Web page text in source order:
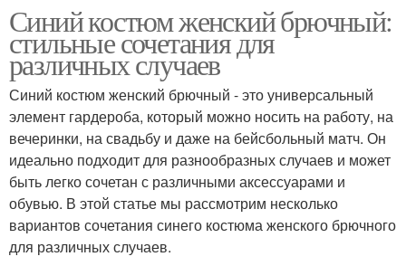
Синий костюм женский брючный:
стильные сочетания для
различных случаев
Синий костюм женский брючный - это универсальный
элемент гардероба, который можно носить на работу, на
вечеринки, на свадьбу и даже на бейсбольный матч. Он
идеально подходит для разнообразных случаев и может
быть легко сочетан с различными аксессуарами и
обувью. В этой статье мы рассмотрим несколько
вариантов сочетания синего костюма женского брючного
для различных случаев.